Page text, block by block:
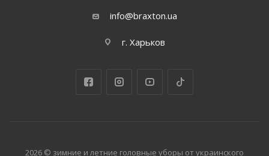
info@braxton.ua
г. Харьков
2026 © зимние и летние головные уборы от украинского